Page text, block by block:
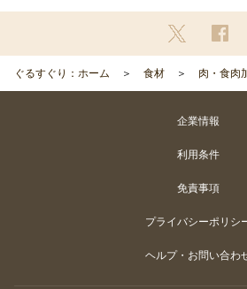
ぐるすぐり：ホーム 食材 肉・食肉
企業情報
利用条件
免責事項
プライバシーポリシ
ヘルプ・お問い合わ